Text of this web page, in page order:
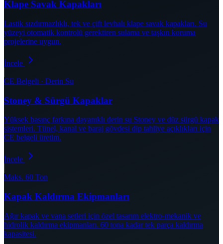
Klape Savak Kapakları
Lastik sızdırmazlıklı, tek ve çift levhalı klape savak kapakları. Su
yüzeyi otomatik kontrolü gerektiren sulama ve taşkın koruma
projelerine uygun.
İncele
CE Belgeli · Derin Su
Stoney & Sürgü Kapaklar
Yüksek basınç farkına dayanıklı derin su Stoney ve düz sürgü kapak
sistemleri. Tünel, kanal ve baraj gövdesi dip tahliye açıklıkları için
CE belgeli üretim.
İncele
Maks. 60 Ton
Kapak Kaldırma Ekipmanları
Ağır kapak ve vana setleri için özel tasarım elektro-mekanik ve
hidrolik kaldırma ekipmanları. 60 tona kadar tek parça kaldırma
kapasitesi.